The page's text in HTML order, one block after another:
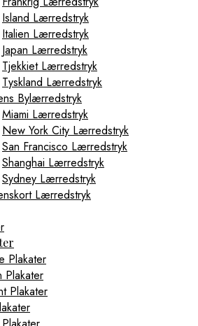
Island Lærredstryk
Italien Lærredstryk
Japan Lærredstryk
Tjekkiet Lærredstryk
Tyskland Lærredstryk
Bylærredstryk
Miami Lærredstryk
New York City Lærredstryk
San Francisco Lærredstryk
Shanghai Lærredstryk
Sydney Lærredstryk
Lærredstryk
Plakater
Plakater
Plakater